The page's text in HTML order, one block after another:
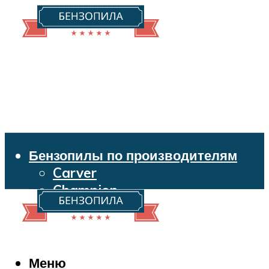
Бензопилы по производителям
Carver
Champion
Echo
Husqvarna
Makita
Меню